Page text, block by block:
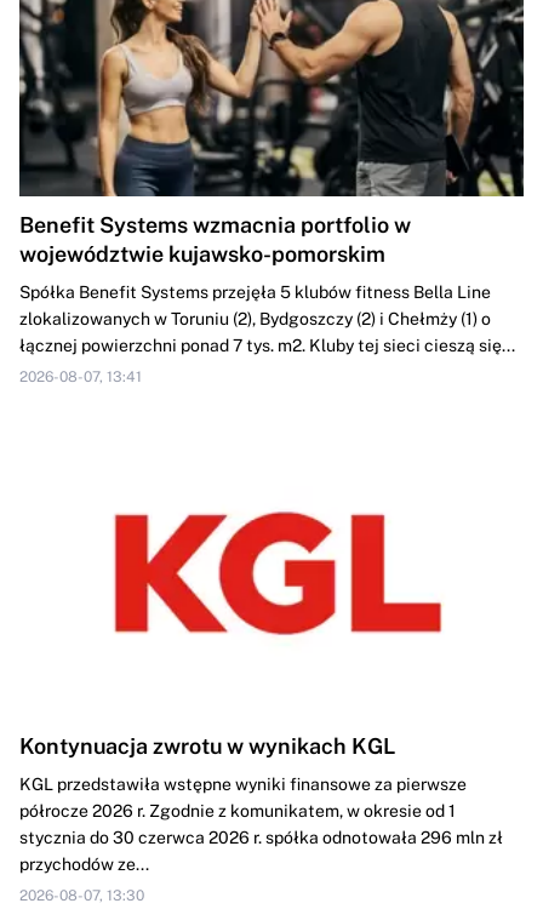
Benefit Systems wzmacnia portfolio w
województwie kujawsko-pomorskim
Spółka Benefit Systems przejęła 5 klubów fitness Bella Line
zlokalizowanych w Toruniu (2), Bydgoszczy (2) i Chełmży (1) o
łącznej powierzchni ponad 7 tys. m2. Kluby tej sieci cieszą się...
2026-08-07, 13:41
Kontynuacja zwrotu w wynikach KGL
KGL przedstawiła wstępne wyniki finansowe za pierwsze
półrocze 2026 r. Zgodnie z komunikatem, w okresie od 1
stycznia do 30 czerwca 2026 r. spółka odnotowała 296 mln zł
przychodów ze...
2026-08-07, 13:30